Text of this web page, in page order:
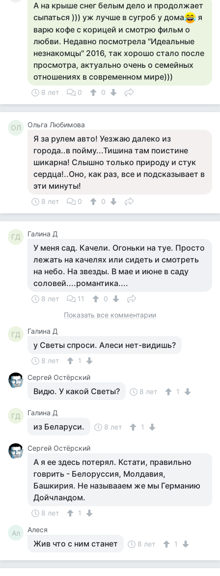
А на крыше снег белым дело и продолжает
сыпаться ))) уж лучше в сугроб у дома
я
варю кофе с корицей и смотрю фильм о
любви. Недавно посмотрела "Идеальные
незнакомцы" 2016, так хорошо стало после
просмотра, актуально очень о семейных
отношениях в современном мире)))
8 лет 0 0
ОЛ Ольга Любимова
Я за рулем авто! Уезжаю далеко из
города..в пойму...Тишина там поистине
шикарна! Слышно только природу и стук
сердца!..Оно, как раз, все и подсказывает в
эти минуты!
8 лет 0 0
ГД Галина Д
У меня сад. Качели. Огоньки на туе. Просто
лежать на качелях или сидеть и смотреть
на небо. На звезды. В мае и июне в саду
соловей....романтика....
8 лет 11
0
Показать все комментарии
ГД Галина Д
у Светы спроси. Алеси нет-видишь?
8 лет
1
Сергей Остёрский
Видю. У какой Светы? 8 лет 1
ГД Галина Д
из Беларуси. 8 лет 1
Сергей Остёрский
А я ее здесь потерял. Кстати, правильно
говрить - Белоруссия, Молдавия,
Башкирия. Не называаем же мы Германию
Дойчландом.
8 лет 1
Ал Алеся
Жив что с ним станет 8 лет 1